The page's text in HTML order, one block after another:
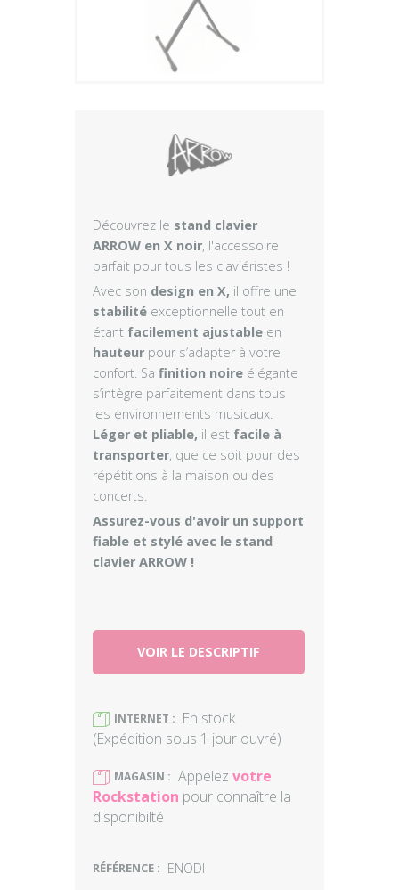
Plus
Découvrez le stand clavier
ARROW en X noir, l'accessoire
parfait pour tous les claviéristes !
Avec son design en X, il offre une
stabilité exceptionnelle tout en
étant facilement ajustable en
hauteur pour s’adapter à votre
confort. Sa finition noire élégante
s’intègre parfaitement dans tous
les environnements musicaux.
Léger et pliable, il est facile à
transporter, que ce soit pour des
répétitions à la maison ou des
concerts.
Assurez-vous d'avoir un support
fiable et stylé avec le stand
clavier ARROW !
VOIR LE DESCRIPTIF
) INTERNET : En stock
(Expédition sous 1 jour ouvré)
) MAGASIN : Appelez votre
Rockstation pour connaître la
disponibilté
RÉFÉRENCE : ENODI